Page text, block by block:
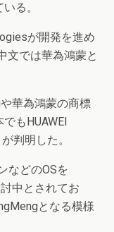
る。
が開発を進め
文では華為鴻蒙と
華為鴻蒙の商標
もHUAWEI
判明した。
などのOSを
中とされてお
となる模様